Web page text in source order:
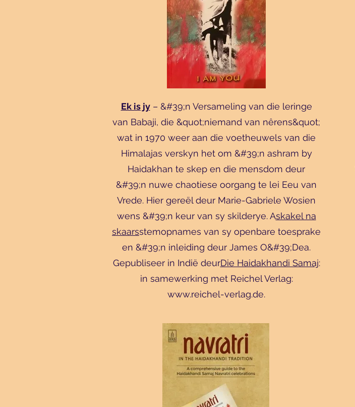
Ek is jy– &#39;n Versameling van die leringe
van Babaji, die &quot;niemand van nêrens&quot;
wat in 1970 weer aan die voetheuwels van die
Himalajas verskyn het om &#39;n ashram by
Haidakhan te skep en die mensdom deur
&#39;n nuwe chaotiese oorgang te lei Eeu van
Vrede. Hier gereël deur Marie-Gabriele Wosien
wens &#39;n keur van sy skilderye. Askakel na
skaarsstemopnames van sy openbare toesprake
en &#39;n inleiding deur James O&#39;Dea.
Gepubliseer in Indië deurDie Haidakhandi Samaj:
in samewerking met Reichel Verlag:
www.reichel-verlag.de.